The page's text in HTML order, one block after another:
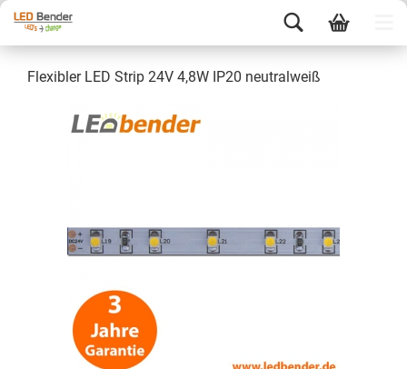
Flexibler LED Strip 24V 4,8W IP20 neutralweiß